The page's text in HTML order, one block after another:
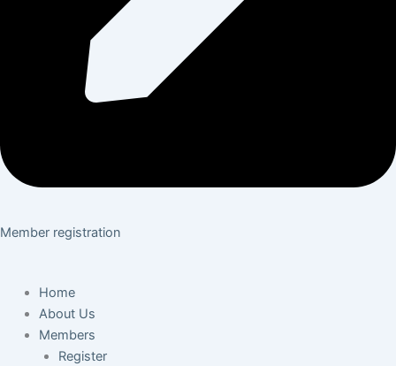
Member registration
Home
About Us
Members
Register